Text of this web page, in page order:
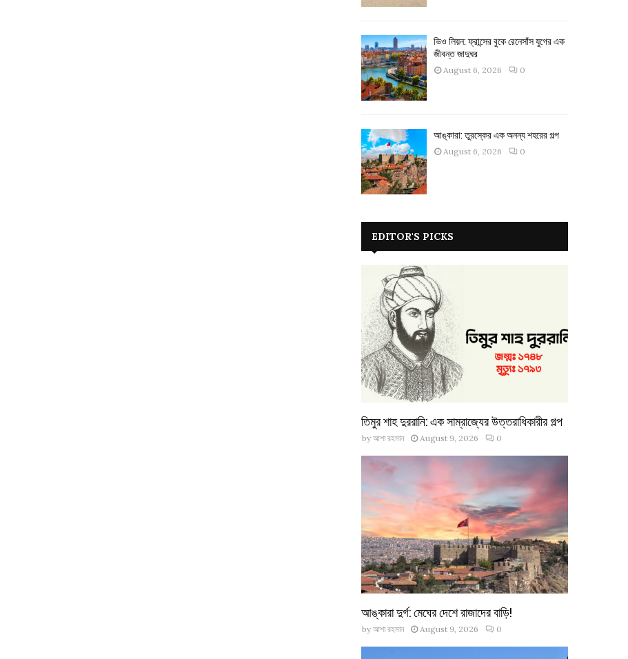
ভিও লিয়ন: ফ্রান্সের বুকে রেনেসাঁস যুগের এক
জীবন্ত জাদুঘর
August 6, 2026 0
আঙ্কারা: তুরস্কের এক অনন্য শহরের গল্প
August 6, 2026 0
EDITOR'S PICKS
তিমুর শাহ দুররানি: এক সাম্রাজ্যের উত্তরাধিকারীর গল্প
by আশা রহমান August 9, 2026 0
আঙ্কারা দুর্গ: মেঘের দেশে রাজাদের বাড়ি!
by আশা রহমান August 9, 2026 0